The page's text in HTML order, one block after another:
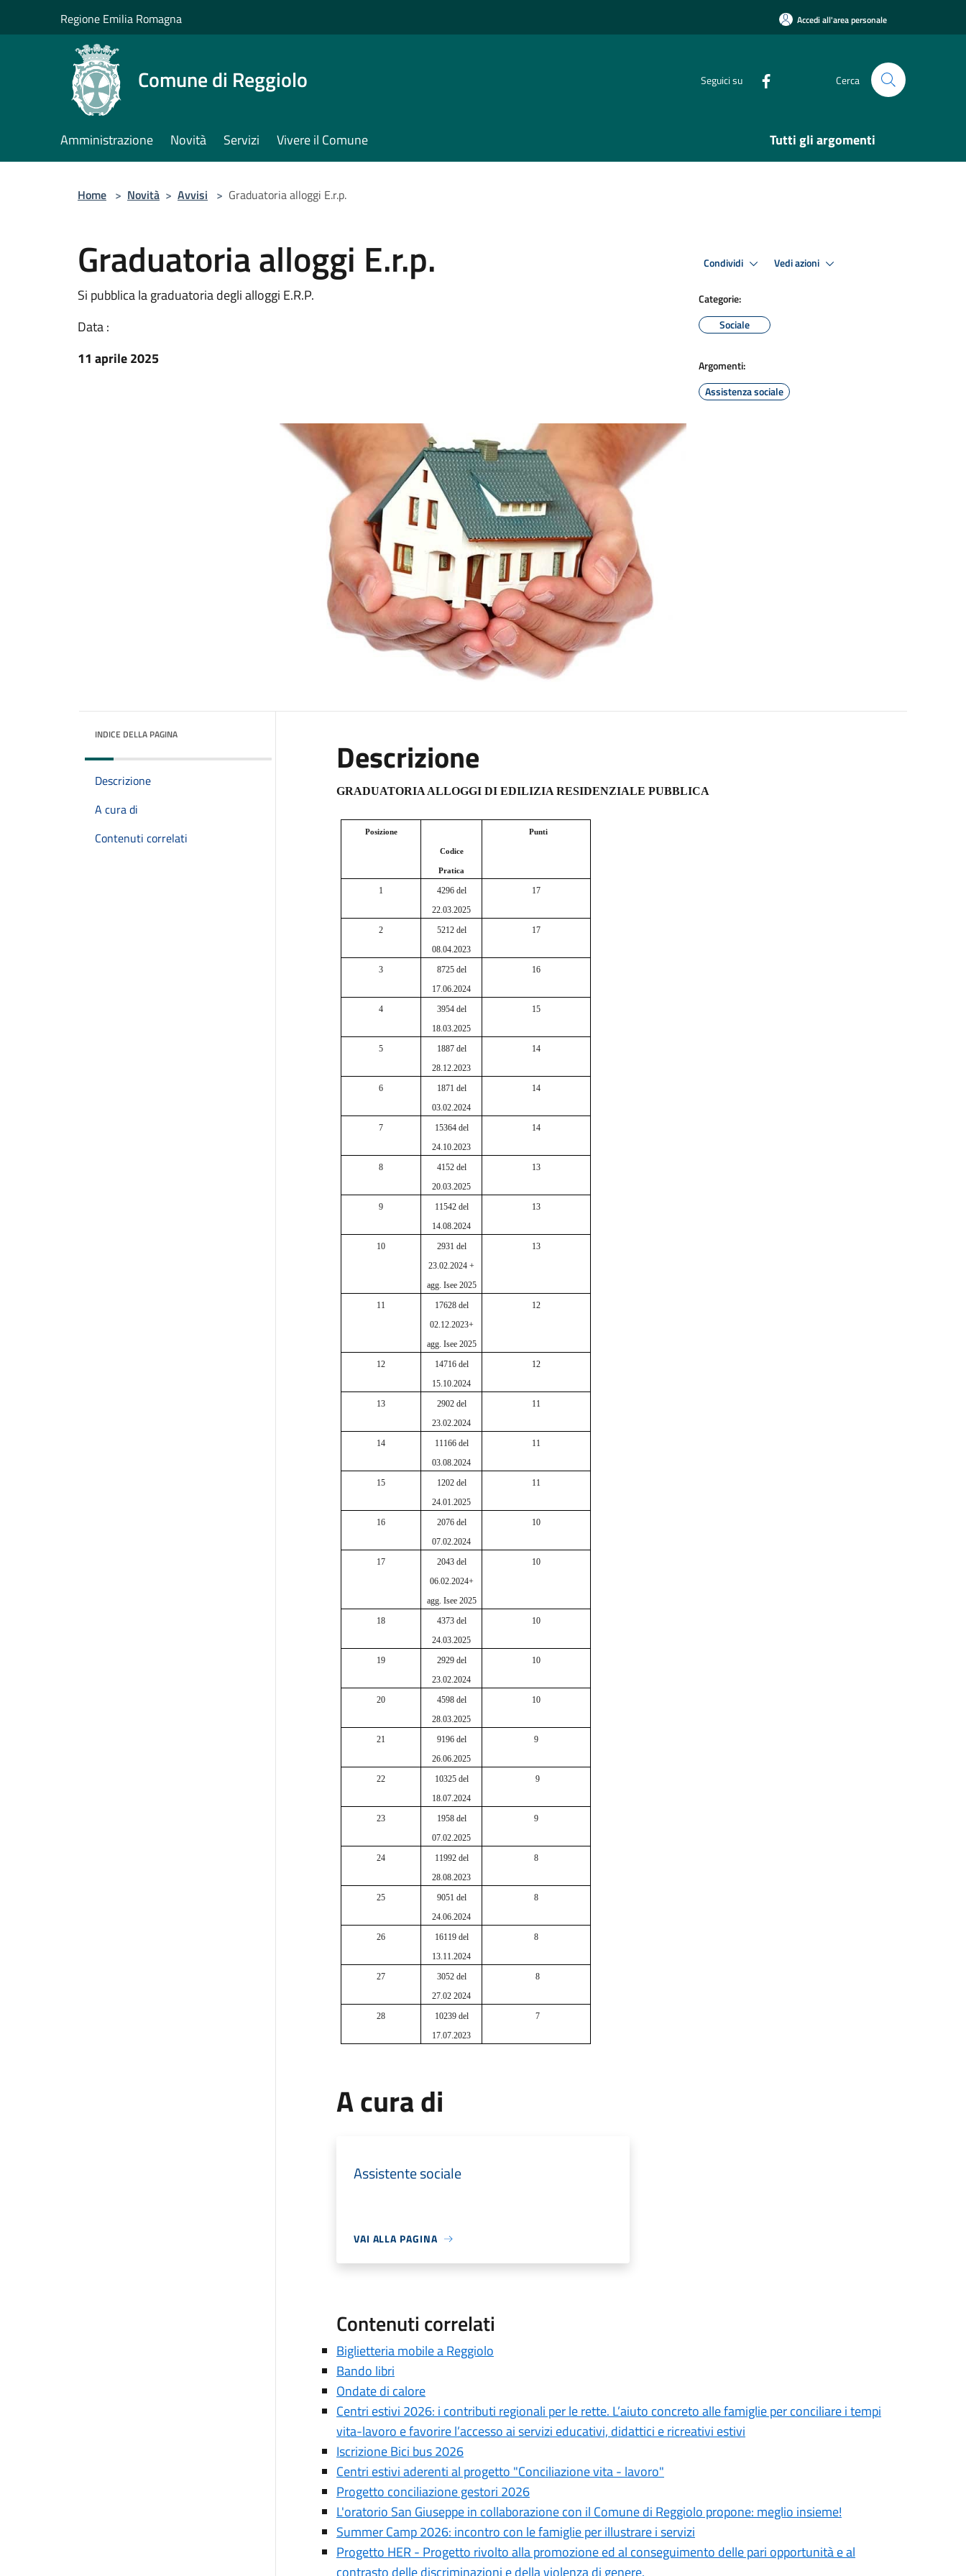
Regione Emilia Romagna Accedi all'area personale
Comune di Reggiolo Seguici su Cerca
Amministrazione Novità Servizi Vivere il Comune Tutti gli argomenti
Home > Novità > Avvisi > Graduatoria alloggi E.r.p.
Graduatoria alloggi E.r.p.
Si pubblica la graduatoria degli alloggi E.R.P.
Data :
11 aprile 2025
Condividi Vedi azioni
Categorie:
Sociale
Argomenti:
Assistenza sociale
INDICE DELLA PAGINA
Descrizione
A cura di
Contenuti correlati
Descrizione
GRADUATORIA ALLOGGI DI EDILIZIA RESIDENZIALE PUBBLICA
Posizione
Codice
Pratica
Punti
1
4296 del
22.03.2025
17
2
5212 del
08.04.2023
17
3
8725 del
17.06.2024
16
4
3954 del
18.03.2025
15
5
1887 del
28.12.2023
14
6
1871 del
03.02.2024
14
7
15364 del
24.10.2023
14
8
4152 del
20.03.2025
13
9
11542 del
14.08.2024
13
10
2931 del
23.02.2024 +
agg. Isee 2025
13
11
17628 del
02.12.2023+
agg. Isee 2025
12
12
14716 del
15.10.2024
12
13
2902 del
23.02.2024
11
14
11166 del
03.08.2024
11
15
1202 del
24.01.2025
11
16
2076 del
07.02.2024
10
17
2043 del
06.02.2024+
agg. Isee 2025
10
18
4373 del
24.03.2025
10
19
2929 del
23.02.2024
10
20
4598 del
28.03.2025
10
21
9196 del
26.06.2025
9
22
10325 del
18.07.2024
9
23
1958 del
07.02.2025
9
24
11992 del
28.08.2023
8
25
9051 del
24.06.2024
8
26
16119 del
13.11.2024
8
27
3052 del
27.02 2024
8
28
10239 del
17.07.2023
7
A cura di
Assistente sociale
VAI ALLA PAGINA
Contenuti correlati
Biglietteria mobile a Reggiolo
Bando libri
Ondate di calore
Centri estivi 2026: i contributi regionali per le rette. L’aiuto concreto alle famiglie per conciliare i tempi
vita-lavoro e favorire l’accesso ai servizi educativi, didattici e ricreativi estivi
Iscrizione Bici bus 2026
Centri estivi aderenti al progetto "Conciliazione vita - lavoro"
Progetto conciliazione gestori 2026
L'oratorio San Giuseppe in collaborazione con il Comune di Reggiolo propone: meglio insieme!
Summer Camp 2026: incontro con le famiglie per illustrare i servizi
Progetto HER - Progetto rivolto alla promozione ed al conseguimento delle pari opportunità e al
contrasto delle discriminazioni e della violenza di genere.